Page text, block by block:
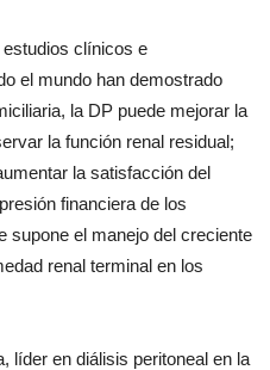
clínicos e
el mundo han demostrado
la DP puede mejorar la
la función renal residual;
la satisfacción del
financiera de los
supone el manejo del creciente
renal terminal en los
líder en diálisis peritoneal en la